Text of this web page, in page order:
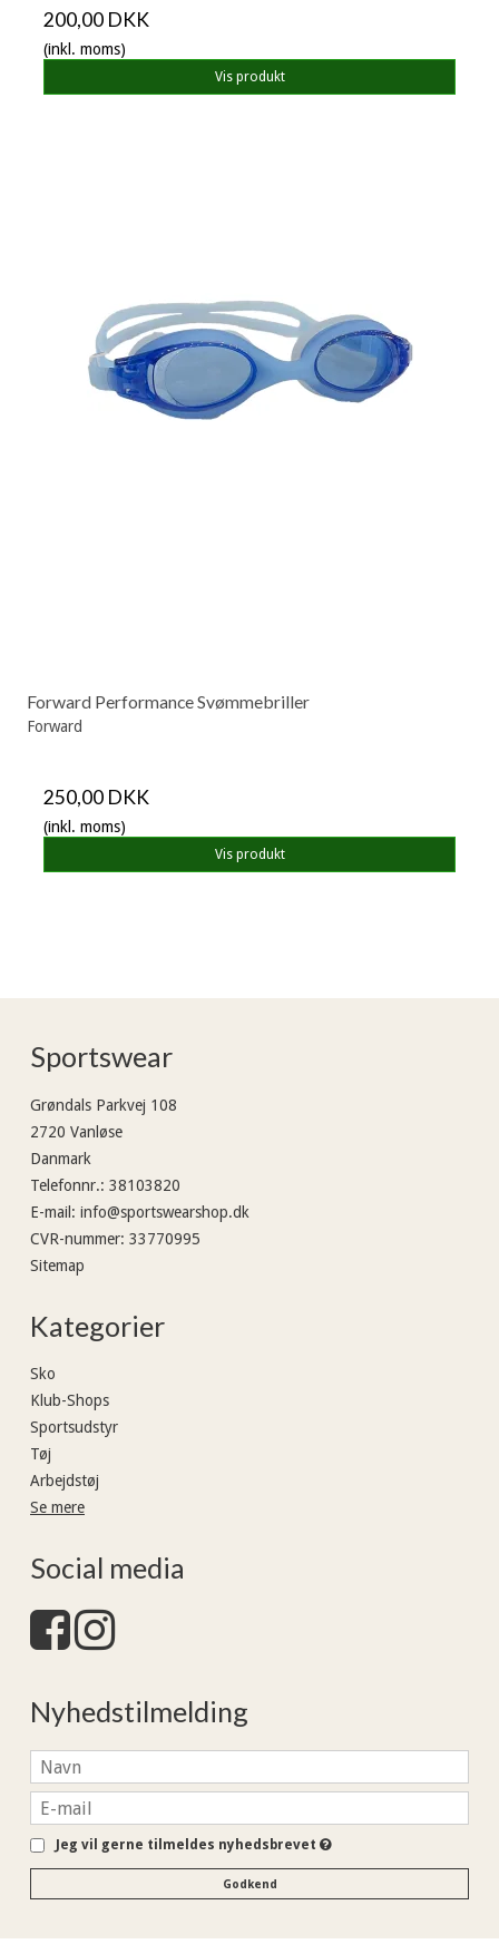
200,00 DKK
(inkl. moms)
Vis produkt
Forward Performance Svømmebriller
Forward
250,00 DKK
(inkl. moms)
Vis produkt
Sportswear
Grøndals Parkvej 108
2720 Vanløse
Danmark
Telefonnr.: 38103820
E-mail: info@sportswearshop.dk
CVR-nummer: 33770995
Sitemap
Kategorier
Sko
Klub-Shops
Sportsudstyr
Tøj
Arbejdstøj
Se mere
Social media
Nyhedstilmelding
Jeg vil gerne tilmeldes nyhedsbrevet
Godkend